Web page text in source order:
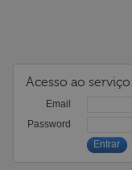
Acesso ao serviço:
Email
Password